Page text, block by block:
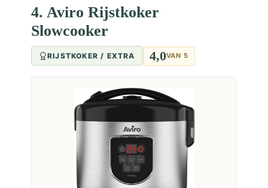
4. Aviro Rijstkoker
Slowcooker
RIJSTKOKER / EXTRA 4,0VAN 5